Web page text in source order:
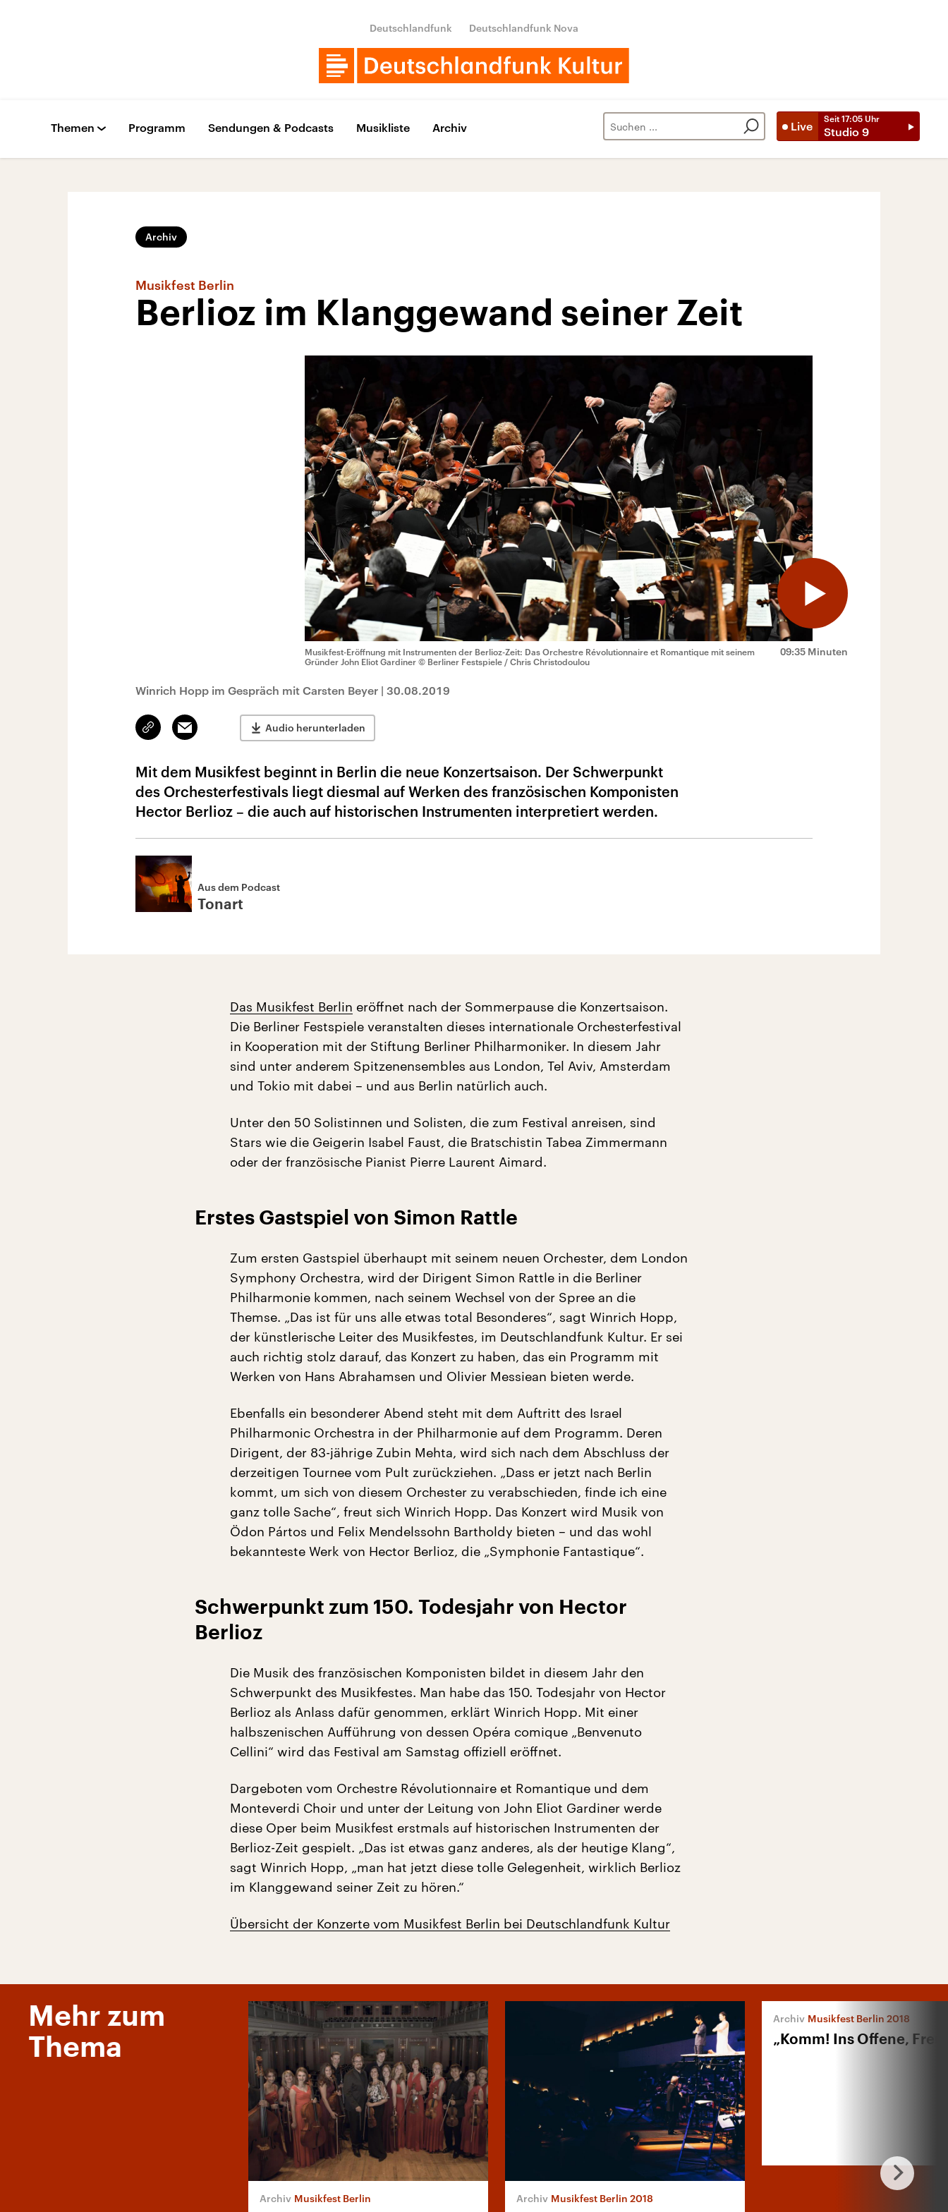
Deutschlandfunk Deutschlandfunk Nova
Live
Seit 17:05 Uhr
Studio 9
Themen Programm Sendungen & Podcasts Musikliste Archiv
Archiv
Musikfest Berlin
Berlioz im Klanggewand seiner Zeit
09:35 Minuten
Musikfest-Eröffnung mit Instrumenten der Berlioz-Zeit: Das Orchestre Révolutionnaire et Romantique mit seinem
Gründer John Eliot Gardiner © Berliner Festspiele / Chris Christodoulou
Winrich Hopp im Gespräch mit Carsten Beyer | 30.08.2019
Link
kopieren/teilen
Email Audio herunterladen
Mit dem Musikfest beginnt in Berlin die neue Konzertsaison. Der Schwerpunkt
des Orchesterfestivals liegt diesmal auf Werken des französischen Komponisten
Hector Berlioz – die auch auf historischen Instrumenten interpretiert werden.
Aus dem Podcast
Tonart
Das Musikfest Berlin eröffnet nach der Sommerpause die Konzertsaison.
Die Berliner Festspiele veranstalten dieses internationale Orchesterfestival
in Kooperation mit der Stiftung Berliner Philharmoniker. In diesem Jahr
sind unter anderem Spitzenensembles aus London, Tel Aviv, Amsterdam
und Tokio mit dabei – und aus Berlin natürlich auch.
Unter den 50 Solistinnen und Solisten, die zum Festival anreisen, sind
Stars wie die Geigerin Isabel Faust, die Bratschistin Tabea Zimmermann
oder der französische Pianist Pierre Laurent Aimard.
Erstes Gastspiel von Simon Rattle
Zum ersten Gastspiel überhaupt mit seinem neuen Orchester, dem London
Symphony Orchestra, wird der Dirigent Simon Rattle in die Berliner
Philharmonie kommen, nach seinem Wechsel von der Spree an die
Themse. „Das ist für uns alle etwas total Besonderes“, sagt Winrich Hopp,
der künstlerische Leiter des Musikfestes, im Deutschlandfunk Kultur. Er sei
auch richtig stolz darauf, das Konzert zu haben, das ein Programm mit
Werken von Hans Abrahamsen und Olivier Messiean bieten werde.
Ebenfalls ein besonderer Abend steht mit dem Auftritt des Israel
Philharmonic Orchestra in der Philharmonie auf dem Programm. Deren
Dirigent, der 83-jährige Zubin Mehta, wird sich nach dem Abschluss der
derzeitigen Tournee vom Pult zurückziehen. „Dass er jetzt nach Berlin
kommt, um sich von diesem Orchester zu verabschieden, finde ich eine
ganz tolle Sache“, freut sich Winrich Hopp. Das Konzert wird Musik von
Ödon Pártos und Felix Mendelssohn Bartholdy bieten – und das wohl
bekannteste Werk von Hector Berlioz, die „Symphonie Fantastique“.
Schwerpunkt zum 150. Todesjahr von Hector
Berlioz
Die Musik des französischen Komponisten bildet in diesem Jahr den
Schwerpunkt des Musikfestes. Man habe das 150. Todesjahr von Hector
Berlioz als Anlass dafür genommen, erklärt Winrich Hopp. Mit einer
halbszenischen Aufführung von dessen Opéra comique „Benvenuto
Cellini“ wird das Festival am Samstag offiziell eröffnet.
Dargeboten vom Orchestre Révolutionnaire et Romantique und dem
Monteverdi Choir und unter der Leitung von John Eliot Gardiner werde
diese Oper beim Musikfest erstmals auf historischen Instrumenten der
Berlioz-Zeit gespielt. „Das ist etwas ganz anderes, als der heutige Klang“,
sagt Winrich Hopp, „man hat jetzt diese tolle Gelegenheit, wirklich Berlioz
im Klanggewand seiner Zeit zu hören.“
Übersicht der Konzerte vom Musikfest Berlin bei Deutschlandfunk Kultur
Mehr zum
Thema
Musikfest Berlin Musikfest Berlin 2018
Musikfest Berlin 2018
„Komm! Ins Offene,